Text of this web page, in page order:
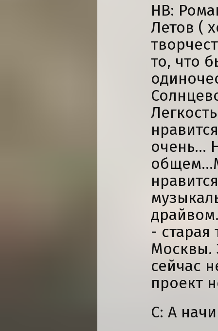
НВ:
Летов (
то, что
очень...
- старая
Москвы.
сейчас
проект
С: А